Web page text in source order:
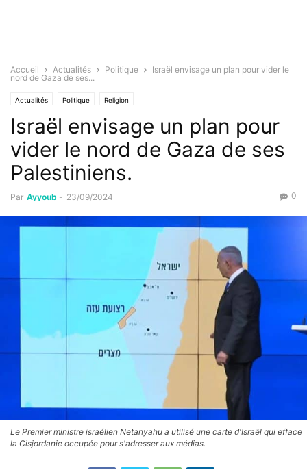
Accueil Actualités Politique
Israël envisage un plan pour vider le
nord de Gaza de ses...
Actualités Politique Religion
Israël envisage un plan pour
vider le nord de Gaza de ses
Palestiniens.
Par Ayyoub - 23/09/2024 0
Le Premier ministre israélien Netanyahu a utilisé une carte d'Israël qui efface
la Cisjordanie occupée pour s'adresser aux médias.